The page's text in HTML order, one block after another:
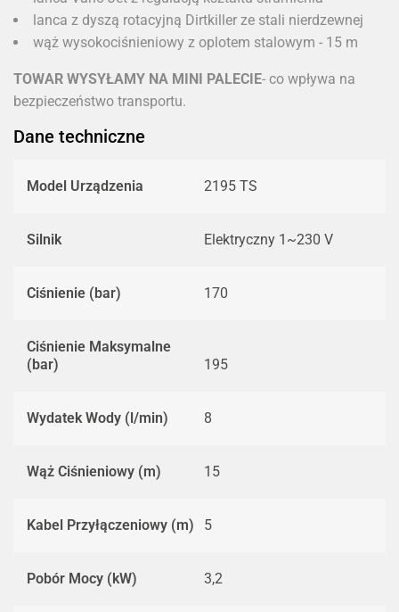
lanca z dyszą rotacyjną Dirtkiller ze stali nierdzewnej
wąż wysokociśnieniowy z oplotem stalowym - 15 m
TOWAR WYSYŁAMY NA MINI PALECIE- co wpływa na
bezpieczeństwo transportu.
Dane techniczne
Model Urządzenia 2195 TS
Silnik Elektryczny 1~230 V
Ciśnienie (bar) 170
Ciśnienie Maksymalne
(bar)
195
Wydatek Wody (l/min) 8
Wąż Ciśnieniowy (m) 15
Kabel Przyłączeniowy (m) 5
Pobór Mocy (kW) 3,2